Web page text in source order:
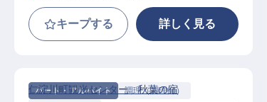
キープする 詳しく見る
パート・アルバイト
調理（調理師）
仁淀川町観光センター 秋葉の宿